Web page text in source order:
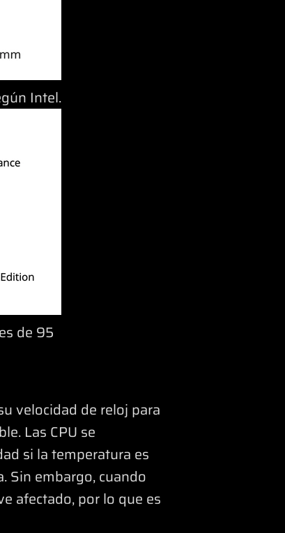
Intel.
de 95
velocidad de reloj para
Las CPU se
si la temperatura es
Sin embargo, cuando
afectado, por lo que es